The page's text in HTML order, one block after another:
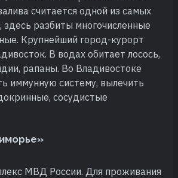
считается одной из самых
здесь разбиты многочисленные
Крупнейший город-курорт
В водах обитает лосось,
рапаны. Во Владивостоке
иммунную систему, вылечить
сосудистые
МВД России. Для проживания